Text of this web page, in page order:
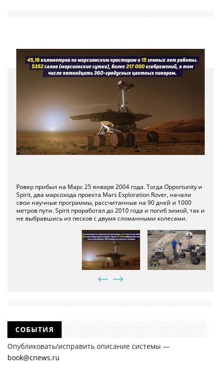
Ровер прибыл на Марс 25 января 2004 года. Тогда Opportunity и
Spirit, два марсохода проекта Mars Exploration Rover, начали
свои научные программы, рассчитанные на 90 дней и 1000
метров пути. Spirit проработал до 2010 года и погиб зимой, так и
не выбравшись из песков с двумя сломанными колесами.
Размеры марсоходов наглядно. Слева направо: Sojurner, Spirit /
Opportunity, Steve и Curiosity.
СОБЫТИЯ
Опубликовать/исправить описание системы —
book@cnews.ru